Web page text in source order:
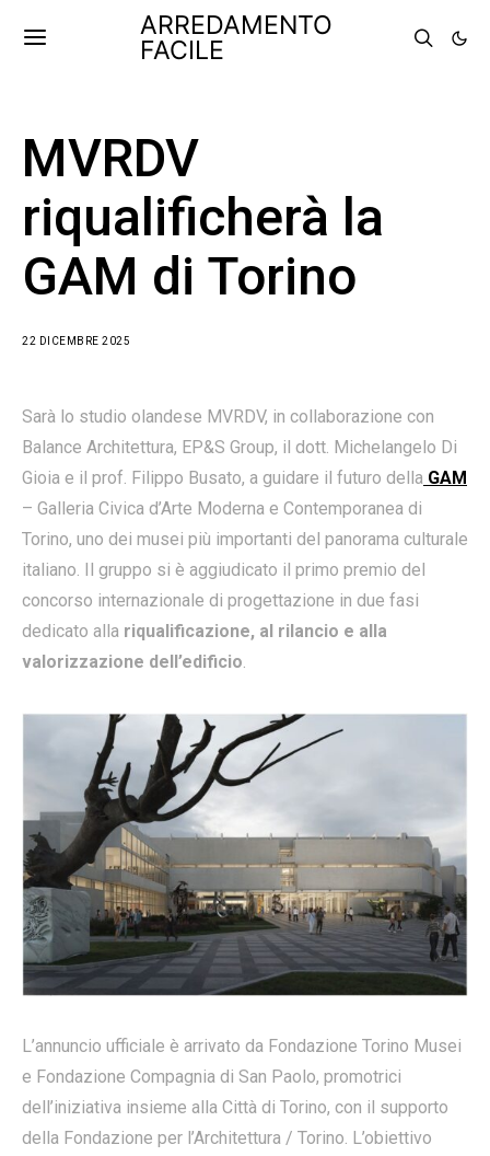
ARREDAMENTO
FACILE
MVRDV
riqualificherà la
GAM di Torino
22 DICEMBRE 2025
Sarà lo studio olandese MVRDV, in collaborazione con
Balance Architettura, EP&S Group, il dott. Michelangelo Di
Gioia e il prof. Filippo Busato, a guidare il futuro della GAM
– Galleria Civica d’Arte Moderna e Contemporanea di
Torino, uno dei musei più importanti del panorama culturale
italiano. Il gruppo si è aggiudicato il primo premio del
concorso internazionale di progettazione in due fasi
dedicato alla riqualificazione, al rilancio e alla
valorizzazione dell’edificio.
L’annuncio ufficiale è arrivato da Fondazione Torino Musei
e Fondazione Compagnia di San Paolo, promotrici
dell’iniziativa insieme alla Città di Torino, con il supporto
della Fondazione per l’Architettura / Torino. L’obiettivo